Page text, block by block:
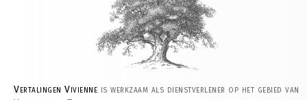
Vertalingen Vivienne is werkzaam als dienstverlener op het gebied van